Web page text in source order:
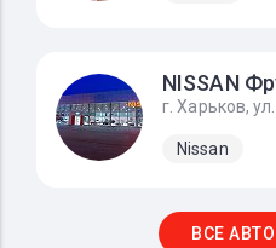
NISSAN
г. Харьков,
Nissan
ВСЕ